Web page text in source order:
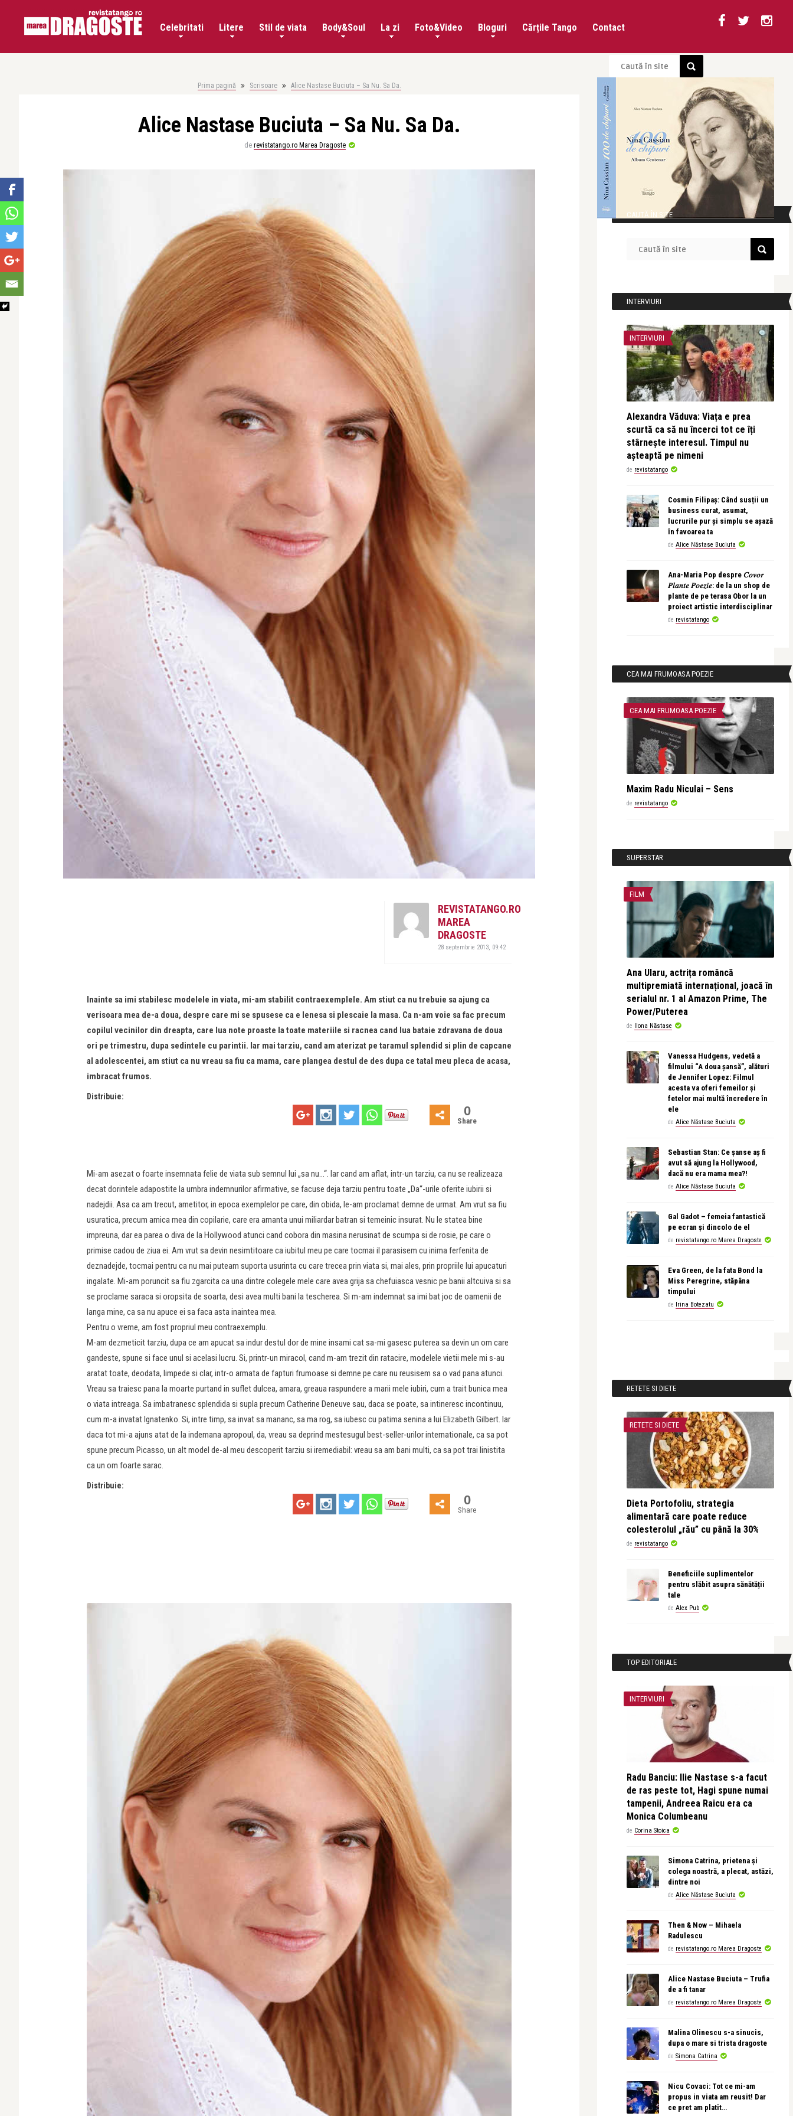
Celebritati Litere Stil de viata Body&Soul La zi Foto&Video Bloguri Cărțile Tango Contact
Prima pagină Scrisoare Alice Nastase Buciuta – Sa Nu. Sa Da.
Alice Nastase Buciuta – Sa Nu. Sa Da.
de revistatango.ro Marea Dragoste
REVISTATANGO.RO
MAREA
DRAGOSTE
28 septembrie 2013, 09:42
Inainte sa imi stabilesc modelele in viata, mi-am stabilit contraexemplele. Am stiut ca nu trebuie sa ajung ca
verisoara mea de-a doua, despre care mi se spusese ca e lenesa si plescaie la masa. Ca n-am voie sa fac precum
copilul vecinilor din dreapta, care lua note proaste la toate materiile si racnea cand lua bataie zdravana de doua
ori pe trimestru, dupa sedintele cu parintii. Iar mai tarziu, cand am aterizat pe taramul splendid si plin de capcane
al adolescentei, am stiut ca nu vreau sa fiu ca mama, care plangea destul de des dupa ce tatal meu pleca de acasa,
imbracat frumos.
Distribuie:
0
Share
Mi-am asezat o foarte insemnata felie de viata sub semnul lui „sa nu…“. Iar cand am aflat, intr-un tarziu, ca nu se realizeaza
decat dorintele adapostite la umbra indemnurilor afirmative, se facuse deja tarziu pentru toate „Da“-urile oferite iubirii si
nadejdii. Asa ca am trecut, ametitor, in epoca exemplelor pe care, din obida, le-am proclamat demne de urmat. Am vrut sa fiu
usuratica, precum amica mea din copilarie, care era amanta unui miliardar batran si temeinic insurat. Nu le statea bine
impreuna, dar ea parea o diva de la Hollywood atunci cand cobora din masina nerusinat de scumpa si de rosie, pe care o
primise cadou de ziua ei. Am vrut sa devin nesimtitoare ca iubitul meu pe care tocmai il parasisem cu inima ferfenita de
deznadejde, tocmai pentru ca nu mai puteam suporta usurinta cu care trecea prin viata si, mai ales, prin propriile lui apucaturi
ingalate. Mi-am poruncit sa fiu zgarcita ca una dintre colegele mele care avea grija sa chefuiasca vesnic pe banii altcuiva si sa
se proclame saraca si oropsita de soarta, desi avea multi bani la tescherea. Si m-am indemnat sa imi bat joc de oamenii de
langa mine, ca sa nu apuce ei sa faca asta inaintea mea.
Pentru o vreme, am fost propriul meu contraexemplu.
M-am dezmeticit tarziu, dupa ce am apucat sa indur destul dor de mine insami cat sa-mi gasesc puterea sa devin un om care
gandeste, spune si face unul si acelasi lucru. Si, printr-un miracol, cand m-am trezit din ratacire, modelele vietii mele mi s-au
aratat toate, deodata, limpede si clar, intr-o armata de fapturi frumoase si demne pe care nu reusisem sa o vad pana atunci.
Vreau sa traiesc pana la moarte purtand in suflet dulcea, amara, greaua raspundere a marii mele iubiri, cum a trait bunica mea
o viata intreaga. Sa imbatranesc splendida si supla precum Catherine Deneuve sau, daca se poate, sa intineresc incontinuu,
cum m-a invatat Ignatenko. Si, intre timp, sa invat sa mananc, sa ma rog, sa iubesc cu patima senina a lui Elizabeth Gilbert. Iar
daca tot mi-a ajuns atat de la indemana apropoul, da, vreau sa deprind mestesugul best-seller-urilor internationale, ca sa pot
spune precum Picasso, un alt model de-al meu descoperit tarziu si iremediabil: vreau sa am bani multi, ca sa pot trai linistita
ca un om foarte sarac.
Distribuie:
0
Share
CAUTĂ ÎN SITE
INTERVIURI
INTERVIURI
Alexandra Văduva: Viața e prea
scurtă ca să nu încerci tot ce îți
stârnește interesul. Timpul nu
așteaptă pe nimeni
de revistatango
Cosmin Filipaș: Când susții un
business curat, asumat,
lucrurile pur și simplu se așază
în favoarea ta
de Alice Năstase Buciuta
Ana-Maria Pop despre 𝐶𝑜𝑣𝑜𝑟
𝑃𝑙𝑎𝑛𝑡𝑒 𝑃𝑜𝑒𝑧𝑖𝑒: de la un shop de
plante de pe terasa Obor la un
proiect artistic interdisciplinar
de revistatango
CEA MAI FRUMOASA POEZIE
CEA MAI FRUMOASA POEZIE
Maxim Radu Niculai – Sens
de revistatango
SUPERSTAR
FILM
Ana Ularu, actrița româncă
multipremiată internațional, joacă în
serialul nr. 1 al Amazon Prime, The
Power/Puterea
de Ilona Năstase
Vanessa Hudgens, vedetă a
filmului “A doua șansă”, alături
de Jennifer Lopez: Filmul
acesta va oferi femeilor și
fetelor mai multă încredere în
ele
de Alice Năstase Buciuta
Sebastian Stan: Ce șanse aș fi
avut să ajung la Hollywood,
dacă nu era mama mea?!
de Alice Năstase Buciuta
Gal Gadot – femeia fantastică
pe ecran și dincolo de el
de revistatango.ro Marea Dragoste
Eva Green, de la fata Bond la
Miss Peregrine, stăpâna
timpului
de Irina Botezatu
RETETE SI DIETE
RETETE SI DIETE
Dieta Portofoliu, strategia
alimentară care poate reduce
colesterolul „rău” cu până la 30%
de revistatango
Beneficiile suplimentelor
pentru slăbit asupra sănătății
tale
de Alex Pub
TOP EDITORIALE
INTERVIURI
Radu Banciu: Ilie Nastase s-a facut
de ras peste tot, Hagi spune numai
tampenii, Andreea Raicu era ca
Monica Columbeanu
de Corina Stoica
Simona Catrina, prietena și
colega noastră, a plecat, astăzi,
dintre noi
de Alice Năstase Buciuta
Then & Now – Mihaela
Radulescu
de revistatango.ro Marea Dragoste
Alice Nastase Buciuta – Trufia
de a fi tanar
de revistatango.ro Marea Dragoste
Malina Olinescu s-a sinucis,
dupa o mare si trista dragoste
de Simona Catrina
Nicu Covaci: Tot ce mi-am
propus in viata am reusit! Dar
ce pret am platit…